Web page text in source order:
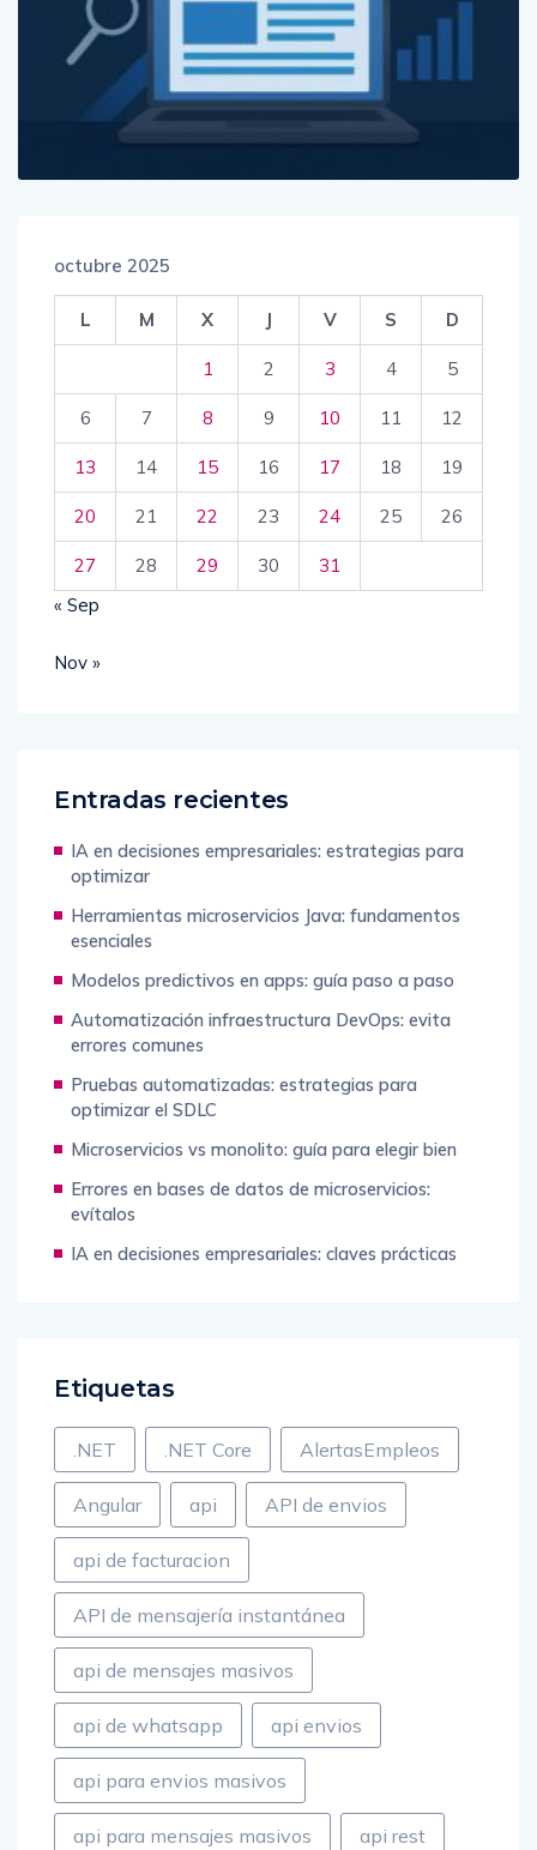
octubre 2025
L M X J V S D
1 2 3 4 5
6 7 8 9 10 11 12
13 14 15 16 17 18 19
20 21 22 23 24 25 26
27 28 29 30
31
« Sep
Nov »
Entradas recientes
IA en decisiones empresariales: estrategias para
optimizar
Herramientas microservicios Java: fundamentos
esenciales
Modelos predictivos en apps: guía paso a paso
Automatización infraestructura DevOps: evita
errores comunes
Pruebas automatizadas: estrategias para
optimizar el SDLC
Microservicios vs monolito: guía para elegir bien
Errores en bases de datos de microservicios:
evítalos
IA en decisiones empresariales: claves prácticas
Etiquetas
.NET .NET Core AlertasEmpleos
Angular api API de envios
api de facturacion
API de mensajería instantánea
api de mensajes masivos
api de whatsapp api envios
api para envios masivos
api para mensajes masivos api rest